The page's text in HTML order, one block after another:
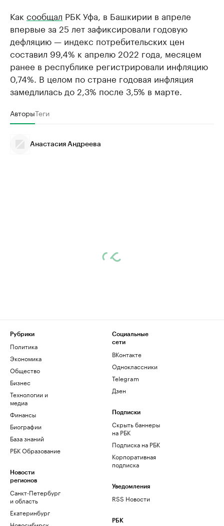
Как сообщал РБК Уфа, в Башкирии в апреле
впервые за 25 лет зафиксировали годовую
дефляцию — индекс потребительских цен
составил 99,4% к апрелю 2022 года, месяцем
ранее в республике регистрировали инфляцию
0,74%. В целом по стране годовая инфляция
замедлилась до 2,3% после 3,5% в марте.
АвторыТеги
Анастасия Андреева
Рубрики
Политика
Экономика
Общество
Бизнес
Технологии и
медиа
Финансы
Биографии
База знаний
РБК Образование
Новости
регионов
Санкт-Петербург
и область
Екатеринбург
Социальные
сети
ВКонтакте
Одноклассники
Telegram
Дзен
Подписки
Скрыть баннеры
на РБК
Подписка на РБК
Корпоративная
подписка
Уведомления
RSS Новости
РБК